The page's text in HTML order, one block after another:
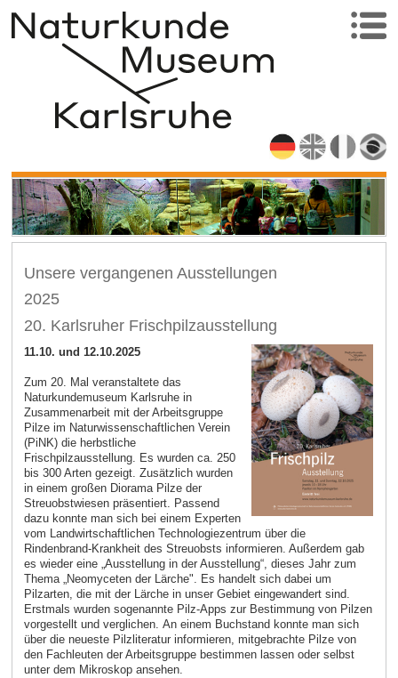
Unsere vergangenen Ausstellungen
2025
20. Karlsruher Frischpilzausstellung
11.10. und 12.10.2025
Zum 20. Mal veranstaltete das
Naturkundemuseum Karlsruhe in
Zusammenarbeit mit der Arbeitsgruppe
Pilze im Naturwissenschaftlichen Verein
(PiNK) die herbstliche
Frischpilzausstellung. Es wurden ca. 250
bis 300 Arten gezeigt. Zusätzlich wurden
in einem großen Diorama Pilze der
Streuobstwiesen präsentiert. Passend
dazu konnte man sich bei einem Experten
vom Landwirtschaftlichen Technologiezentrum über die
Rindenbrand-Krankheit des Streuobsts informieren. Außerdem gab
es wieder eine „Ausstellung in der Ausstellung“, dieses Jahr zum
Thema „Neomyceten der Lärche". Es handelt sich dabei um
Pilzarten, die mit der Lärche in unser Gebiet eingewandert sind.
Erstmals wurden sogenannte Pilz-Apps zur Bestimmung von Pilzen
vorgestellt und verglichen. An einem Buchstand konnte man sich
über die neueste Pilzliteratur informieren, mitgebrachte Pilze von
den Fachleuten der Arbeitsgruppe bestimmen lassen oder selbst
unter dem Mikroskop ansehen.